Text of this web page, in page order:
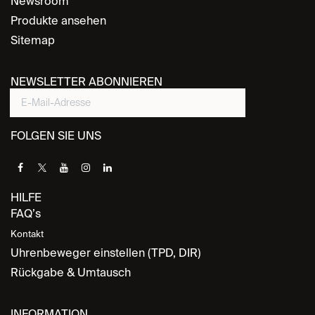
Produkte ansehen
Sitemap
NEWSLETTER ABONNIEREN
FOLGEN SIE UNS
HILFE
FAQ’s
Kontakt
Uhrenbeweger einstellen (TPD, DIR)
Rückgabe & Umtausch